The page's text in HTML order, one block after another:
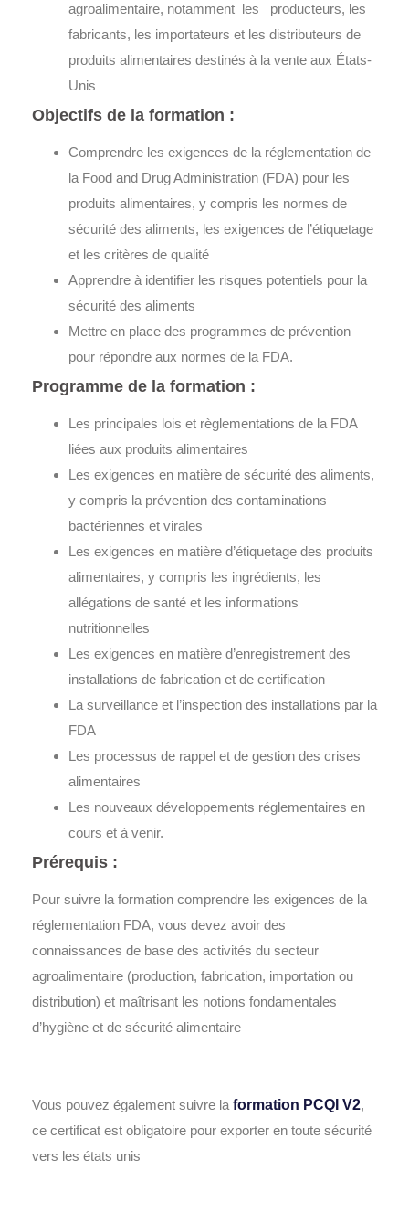
agroalimentaire, notamment les producteurs, les
fabricants, les importateurs et les distributeurs de
produits alimentaires destinés à la vente aux États-
Unis
Objectifs de la formation :
Comprendre les exigences de la réglementation de
la Food and Drug Administration (FDA) pour les
produits alimentaires, y compris les normes de
sécurité des aliments, les exigences de l’étiquetage
et les critères de qualité
Apprendre à identifier les risques potentiels pour la
sécurité des aliments
Mettre en place des programmes de prévention
pour répondre aux normes de la FDA.
Programme de la formation :
Les principales lois et règlementations de la FDA
liées aux produits alimentaires
Les exigences en matière de sécurité des aliments,
y compris la prévention des contaminations
bactériennes et virales
Les exigences en matière d’étiquetage des produits
alimentaires, y compris les ingrédients, les
allégations de santé et les informations
nutritionnelles
Les exigences en matière d’enregistrement des
installations de fabrication et de certification
La surveillance et l’inspection des installations par la
FDA
Les processus de rappel et de gestion des crises
alimentaires
Les nouveaux développements réglementaires en
cours et à venir.
Prérequis :
Pour suivre la formation comprendre les exigences de la
réglementation FDA, vous devez avoir des
connaissances de base des activités du secteur
agroalimentaire (production, fabrication, importation ou
distribution) et maîtrisant les notions fondamentales
d’hygiène et de sécurité alimentaire
Vous pouvez également suivre la formation PCQI V2,
ce certificat est obligatoire pour exporter en toute sécurité
vers les états unis